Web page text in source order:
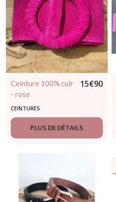
Ceinture 100% cuir
- rose
15€90
CEINTURES
PLUS DE DÉTAILS